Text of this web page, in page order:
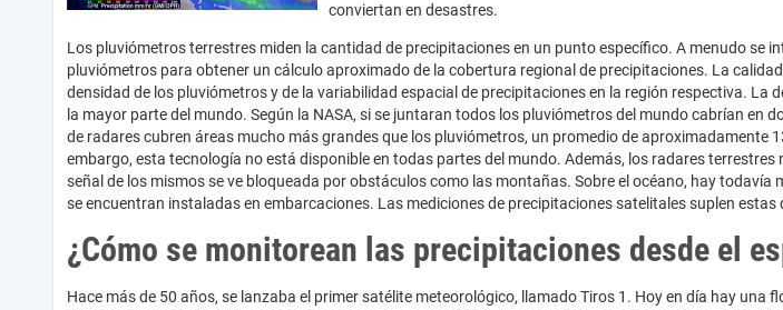
conviertan en desastres.
Los pluviómetros terrestres miden la cantidad de precipitaciones en un punto específico. A menudo se
pluviómetros para obtener un cálculo aproximado de la cobertura regional de precipitaciones. La
densidad de los pluviómetros y de la variabilidad espacial de precipitaciones en la región respectiva. La
la mayor parte del mundo. Según la NASA, si se juntaran todos los pluviómetros del mundo cabrían en
de radares cubren áreas mucho más grandes que los pluviómetros, un promedio de aproximadamente
embargo, esta tecnología no está disponible en todas partes del mundo. Además, los radares
señal de los mismos se ve bloqueada por obstáculos como las montañas. Sobre el océano, hay todavía
se encuentran instaladas en embarcaciones. Las mediciones de precipitaciones satelitales suplen estas
¿Cómo se monitorean las precipitaciones desde el
Hace más de 50 años, se lanzaba el primer satélite meteorológico, llamado Tiros 1. Hoy en día hay una